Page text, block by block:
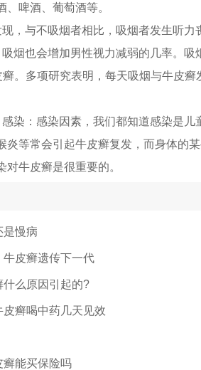
啤酒、葡萄酒等。
，与不吸烟者相比，吸烟者发生听力
烟也会增加男性视力减弱的几率。吸
。多项研究表明，每天吸烟与牛皮
染：感染因素，我们都知道感染是儿
炎等常会引起牛皮癣复发，而身体的
牛皮癣是很重要的。
是慢病
皮癣遗传下一代
么原因引起的?
癣喝中药几天见效
癣能买保险吗